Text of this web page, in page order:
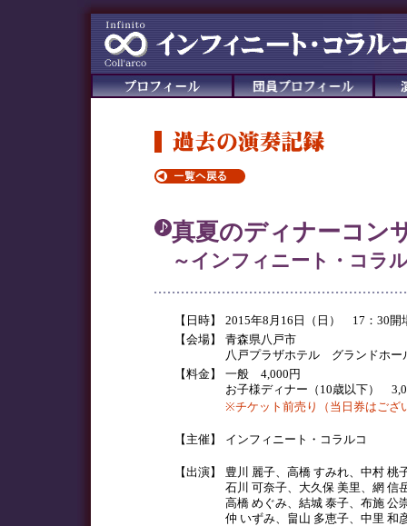
真夏のディナーコン
～インフィニート・コラ
【日時】
2015年8月16日（日） 17：30
【会場】
青森県八戸市
八戸プラザホテル グランドホー
【料金】
一般 4,000円
お子様ディナー（10歳以下）
※チケット前売り（当日券はござ
【主催】 インフィニート・コラルコ
【出演】
豊川 麗子、高橋 すみれ、中村 桃
石川 可奈子、大久保 美里、網 信
高橋 めぐみ、結城 泰子、布施 公
仲 いずみ、畠山 多恵子、中里 和